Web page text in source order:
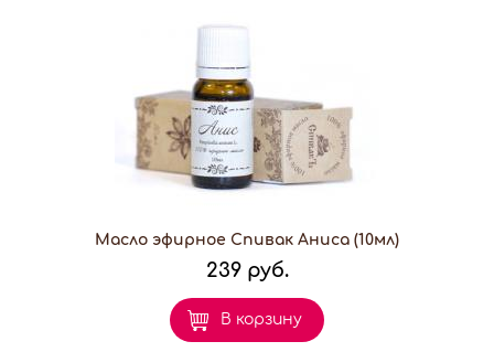
Масло эфирное Спивак Аниса (10мл)
239 руб.
В корзину